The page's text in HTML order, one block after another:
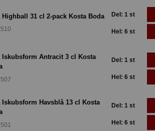
Highball 31 cl 2-pack Kosta Boda Del: 1 st
Hel: 6 st
Iskubsform Antracit 3 cl Kosta
Del: 1 st
Hel: 6 st
Iskubsform Havsblå 13 cl Kosta
Del: 1 st
Hel: 6 st